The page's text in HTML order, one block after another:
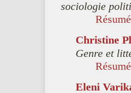
sociologie
Résumé
Christine
Genre et
Résumé
Eleni